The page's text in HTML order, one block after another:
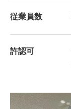
従業員数
許認可